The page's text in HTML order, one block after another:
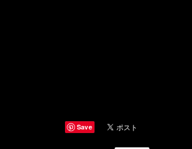
Save